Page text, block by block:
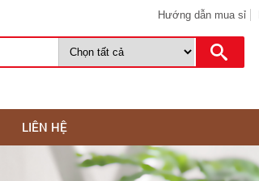
Hướng dẫn mua sỉ
LIÊN HỆ